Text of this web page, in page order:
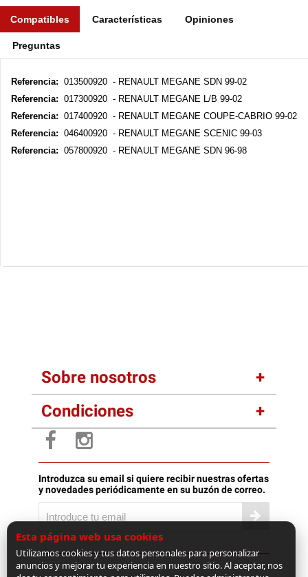
Compatibles Características Opiniones
Preguntas
Referencia: 013500920 - RENAULT MEGANE SDN 99-02
Referencia: 017300920 - RENAULT MEGANE L/B 99-02
Referencia: 017400920 - RENAULT MEGANE COUPE-CABRIO 99-02
Referencia: 046400920 - RENAULT MEGANE SCENIC 99-03
Referencia: 057800920 - RENAULT MEGANE SDN 96-98
Sobre nosotros
Condiciones
Introduzca su email si quiere recibir nuestras ofertas
y novedades periódicamente en su buzón de correo.
Esta página web usa cookies
Utilizamos cookies y tus datos personales para personalizar
anuncios y mejorar tu experiencia en nuestro sitio. Al aceptar, nos